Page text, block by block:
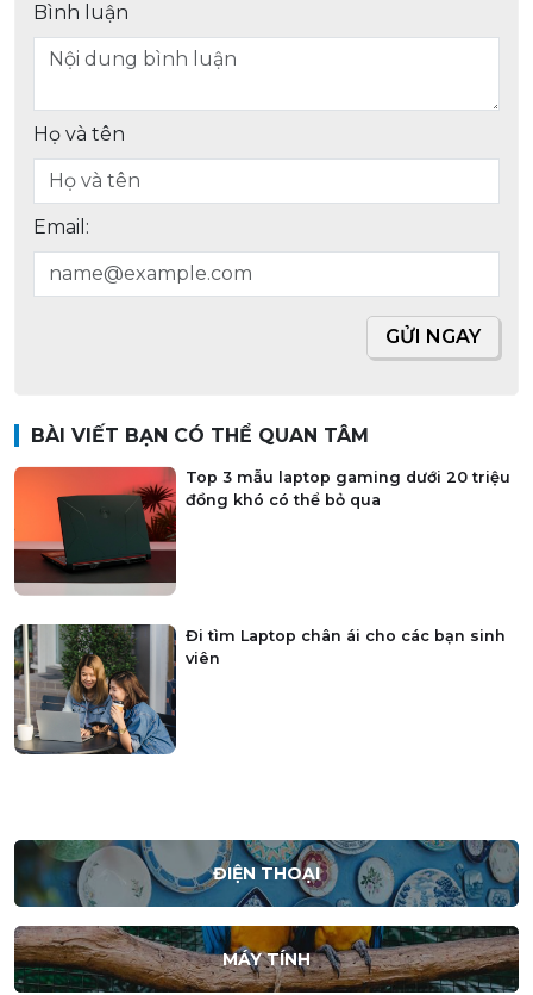
Bình luận
Họ và tên
Email:
GỬI NGAY
BÀI VIẾT BẠN CÓ THỂ QUAN TÂM
Top 3 mẫu laptop gaming dưới 20 triệu
đồng khó có thể bỏ qua
Đi tìm Laptop chân ái cho các bạn sinh
viên
ĐIỆN THOẠI
MÁY TÍNH